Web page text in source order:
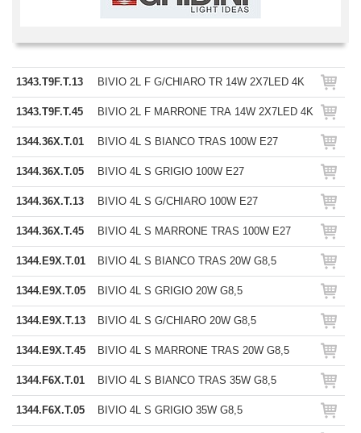
1343.T9F.T.13 BIVIO 2L F G/CHIARO TR 14W 2X7LED 4K
1343.T9F.T.45 BIVIO 2L F MARRONE TRA 14W 2X7LED 4K
1344.36X.T.01 BIVIO 4L S BIANCO TRAS 100W E27
1344.36X.T.05 BIVIO 4L S GRIGIO 100W E27
1344.36X.T.13 BIVIO 4L S G/CHIARO 100W E27
1344.36X.T.45 BIVIO 4L S MARRONE TRAS 100W E27
1344.E9X.T.01 BIVIO 4L S BIANCO TRAS 20W G8,5
1344.E9X.T.05 BIVIO 4L S GRIGIO 20W G8,5
1344.E9X.T.13 BIVIO 4L S G/CHIARO 20W G8,5
1344.E9X.T.45 BIVIO 4L S MARRONE TRAS 20W G8,5
1344.F6X.T.01 BIVIO 4L S BIANCO TRAS 35W G8,5
1344.F6X.T.05 BIVIO 4L S GRIGIO 35W G8,5